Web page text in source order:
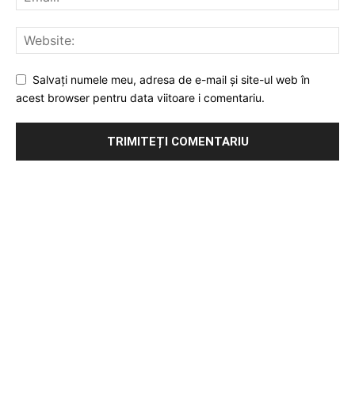
Salvați numele meu, adresa de e-mail și site-ul web în
acest browser pentru data viitoare i comentariu.